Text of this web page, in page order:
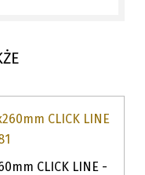
CLICK LINE -